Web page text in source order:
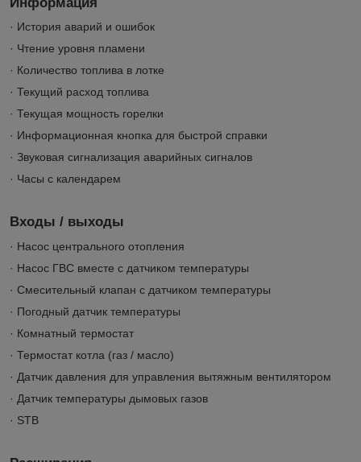
· История аварий и ошибок
· Чтение уровня пламени
· Количество топлива в лотке
· Текущий расход топлива
· Текущая мощность горелки
· Информационная кнопка для быстрой справки
· Звуковая сигнализация аварийных сигналов
· Часы с календарем
Входы / выходы
· Насос центрального отопления
· Насос ГВС вместе с датчиком температуры
· Смесительный клапан с датчиком температуры
· Погодный датчик температуры
· Комнатный термостат
· Термостат котла (газ / масло)
· Датчик давления для управления вытяжным вентилятором
· Датчик температуры дымовых газов
· STB